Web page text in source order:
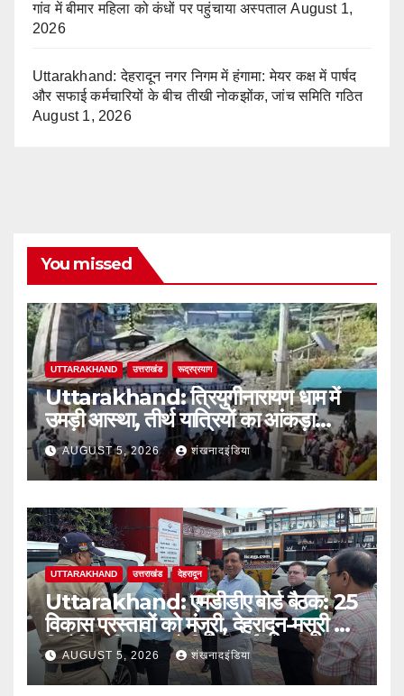
गांव में बीमार महिला को कंधों पर पहुंचाया अस्पताल August 1,
2026
Uttarakhand: देहरादून नगर निगम में हंगामा: मेयर कक्ष में पार्षद
और सफाई कर्मचारियों के बीच तीखी नोकझोंक, जांच समिति गठित
August 1, 2026
You missed
UTTARAKHAND उत्तराखंड रूद्रप्रयाग
Uttarakhand: त्रियुगीनारायण धाम में
उमड़ी आस्था, तीर्थ यात्रियों का आंकड़ा
2.32 लाख के पार
AUGUST 5, 2026 शंखनादइंडिया
UTTARAKHAND उत्तराखंड देहरादून
Uttarakhand: एमडीडीए बोर्ड बैठक: 25
विकास प्रस्तावों को मंजूरी, देहरादून-मसूरी में
नियोजित विकास को मिलेगी नई रफ्तार
AUGUST 5, 2026 शंखनादइंडिया